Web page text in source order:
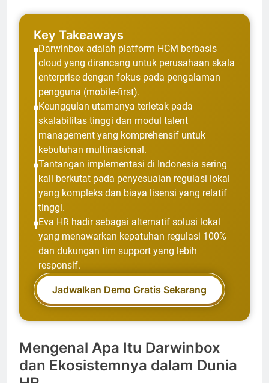
Key Takeaways
Darwinbox adalah platform HCM berbasis
cloud yang dirancang untuk perusahaan skala
enterprise dengan fokus pada pengalaman
pengguna (mobile-first).
Keunggulan utamanya terletak pada
skalabilitas tinggi dan modul talent
management yang komprehensif untuk
kebutuhan multinasional.
Tantangan implementasi di Indonesia sering
kali berkutat pada penyesuaian regulasi lokal
yang kompleks dan biaya lisensi yang relatif
tinggi.
Eva HR hadir sebagai alternatif solusi lokal
yang menawarkan kepatuhan regulasi 100%
dan dukungan tim support yang lebih
responsif.
Jadwalkan Demo Gratis Sekarang
Mengenal Apa Itu Darwinbox
dan Ekosistemnya dalam Dunia